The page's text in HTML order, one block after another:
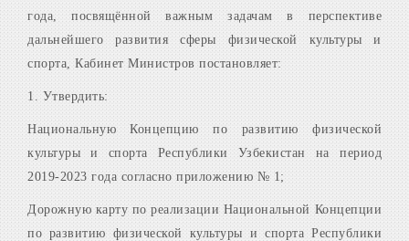
года, посвящённой важным задачам в перспективе
дальнейшего развития сферы физической культуры и
спорта, Кабинет Министров постановляет:
1. Утвердить:
Национальную Концепцию по развитию физической
культуры и спорта Республики Узбекистан на период
2019-2023 года согласно приложению № 1;
Дорожную карту по реализации Национальной Концепции
по развитию физической культуры и спорта Республики